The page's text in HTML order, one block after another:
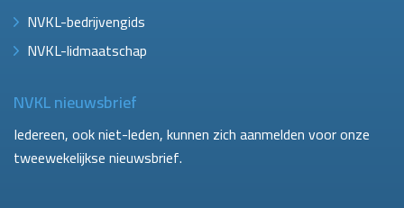
NVKL-bedrijvengids
NVKL-lidmaatschap
NVKL nieuwsbrief
Iedereen, ook niet-leden, kunnen zich aanmelden voor onze
tweewekelijkse nieuwsbrief.